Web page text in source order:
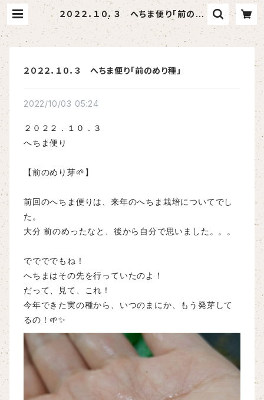
２０２２．１０．３ へちま便り「前のめ
り種」 | へちま屋さはらん
２０２２．１０．３ へちま便り「前のめり種」
2022/10/03 05:24
２０２２．１０．３
へちま便り
【前のめり芽🌱】
前回のへちま便りは、来年のへちま栽培についてでし
た。
大分 前のめったなと、後から自分で思いました。。。
ででででもね！
へちまはその先を行っていたのよ！
だって、見て、これ！
今年できた実の種から、いつのまにか、もう発芽して
るの！🌱✨